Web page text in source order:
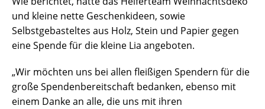
und kleine nette Geschenkideen, sowie
Selbstgebasteltes aus Holz, Stein und Papier gegen
eine Spende für die kleine Lia angeboten.
„Wir möchten uns bei allen fleißigen Spendern für die
große Spendenbereitschaft bedanken, ebenso mit
einem Danke an alle, die uns mit ihren